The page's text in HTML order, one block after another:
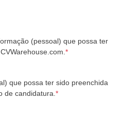
(pessoal) que possa ter
*
que possa ter sido preenchida
de candidatura. *